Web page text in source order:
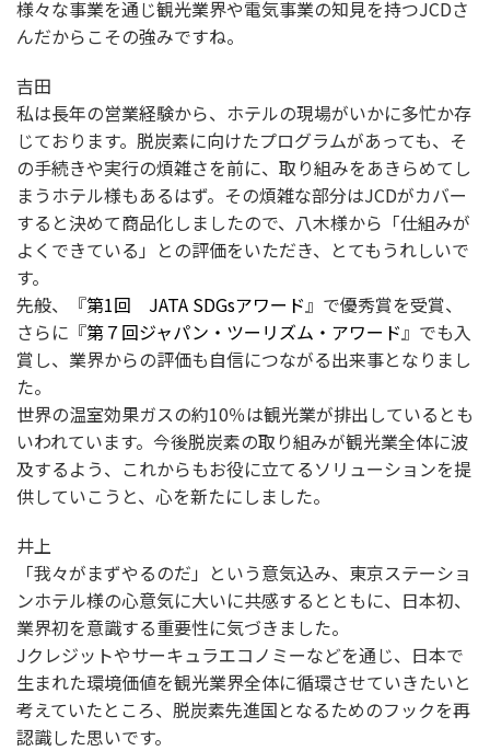
様々な事業を通じ観光業界や電気事業の知見を持つJCDさ
んだからこその強みですね。
吉田
私は長年の営業経験から、ホテルの現場がいかに多忙か存
じております。脱炭素に向けたプログラムがあっても、そ
の手続きや実行の煩雑さを前に、取り組みをあきらめてし
まうホテル様もあるはず。その煩雑な部分はJCDがカバー
すると決めて商品化しましたので、八木様から「仕組みが
よくできている」との評価をいただき、とてもうれしいで
す。
先般、『第1回 JATA SDGsアワード』で優秀賞を受賞、
さらに『第７回ジャパン・ツーリズム・アワード』でも入
賞し、業界からの評価も自信につながる出来事となりまし
た。
世界の温室効果ガスの約10％は観光業が排出しているとも
いわれています。今後脱炭素の取り組みが観光業全体に波
及するよう、これからもお役に立てるソリューションを提
供していこうと、心を新たにしました。
井上
「我々がまずやるのだ」という意気込み、東京ステーショ
ンホテル様の心意気に大いに共感するとともに、日本初、
業界初を意識する重要性に気づきました。
Jクレジットやサーキュラエコノミーなどを通じ、日本で
生まれた環境価値を観光業界全体に循環させていきたいと
考えていたところ、脱炭素先進国となるためのフックを再
認識した思いです。